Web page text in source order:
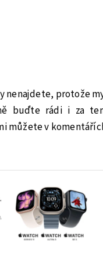
nenajdete, protože
buďte rádi i za
můžete v